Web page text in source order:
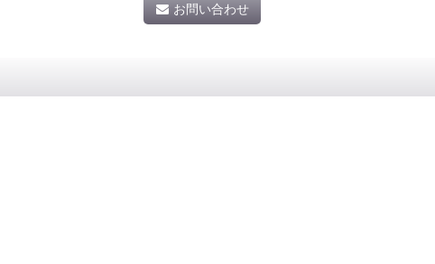
お問い合わせ